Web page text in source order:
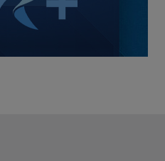
TVR Sport transmite